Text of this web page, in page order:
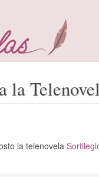
la
la telenovela